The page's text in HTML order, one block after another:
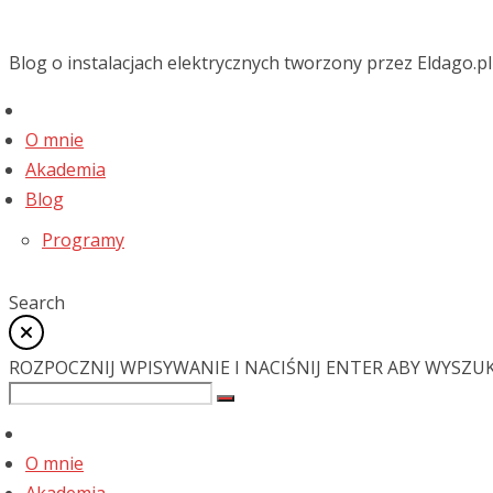
Blog o instalacjach elektrycznych tworzony przez Eldago.pl
O mnie
Akademia
Blog
Programy
Search
ROZPOCZNIJ WPISYWANIE I NACIŚNIJ ENTER ABY
O mnie